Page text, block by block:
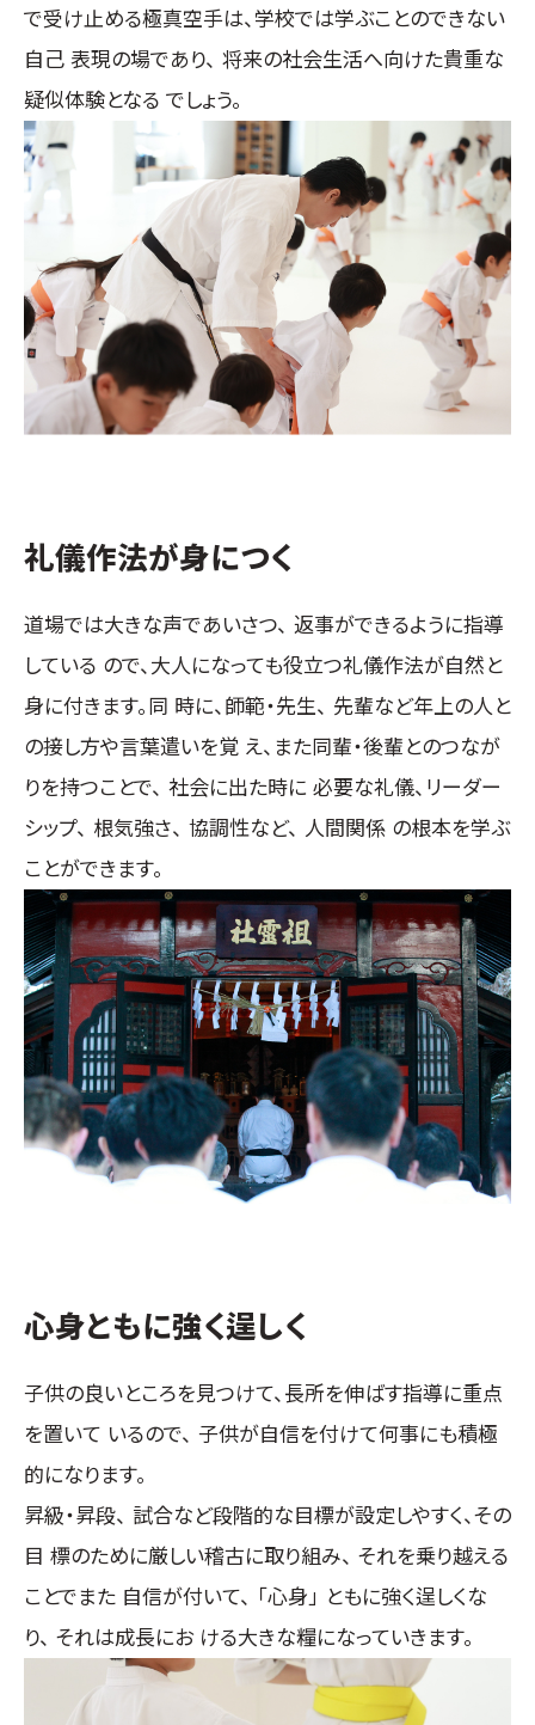
会員制度
取材のお申し込み
よくある質問
本サイトについて
プライバシーポリシー
サイトマップ
Language
日本語
English
で受け止める極真空手は、学校では学ぶことのできない
自己 表現の場であり、 将来の社会生活へ向けた貴重な
疑似体験となる でしょう。
礼儀作法が身につく
道場では大きな声であいさつ、 返事ができるように指導
している ので、大人になっても役立つ礼儀作法が自然と
身に付きます。同 時に、師範・先生、 先輩など年上の人と
の接し方や言葉遣いを覚 え、また同輩・後輩とのつなが
りを持つことで、 社会に出た時に 必要な礼儀、リーダー
シップ、 根気強さ、 協調性など、 人間関係 の根本を学ぶ
ことができます。
心身ともに強く逞しく
子供の良いところを見つけて、長所を伸ばす指導に重点
を置いて いるので、 子供が自信を付けて何事にも積極
的になります。
昇級・昇段、 試合など段階的な目標が設定しやすく、その
目 標のために厳しい稽古に取り組み、 それを乗り越える
ことでまた 自信が付いて、 「心身」 ともに強く逞しくな
り、 それは成長にお ける大きな糧になっていきます。